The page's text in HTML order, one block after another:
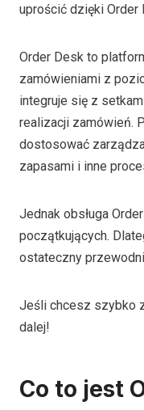
uprościć dzięki Order
Order Desk to
zamówieniami z
integruje się z
realizacji zamówień.
dostosować
zapasami i inne
Jednak obsługa
początkujących.
ostateczny
Jeśli chcesz szybko
dalej!
Co to jest